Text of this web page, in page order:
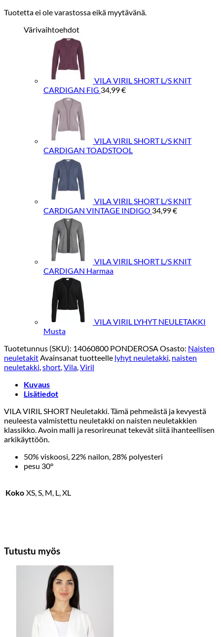
Tuotetta ei ole varastossa eikä myytävänä.
Värivaihtoehdot
VILA VIRIL SHORT L/S KNIT
CARDIGAN FIG 34,99€
VILA VIRIL SHORT L/S KNIT
CARDIGAN TOADSTOOL
VILA VIRIL SHORT L/S KNIT
CARDIGAN VINTAGE INDIGO 34,99€
VILA VIRIL SHORT L/S KNIT
CARDIGAN Harmaa
VILA VIRIL LYHYT NEULETAKKI
Musta
Tuotetunnus (SKU): 14060800 PONDEROSAOsasto: Naisten
neuletakitAvainsanat tuotteelle lyhyt neuletakki, naisten
neuletakki,short,Vila,Viril
Kuvaus
Lisätiedot
VILA VIRIL SHORT Neuletakki. Tämä pehmeästä ja kevyestä
neuleesta valmistettu neuletakki on naisten neuletakkien
klassikko. Avoin malli ja resorireunat tekevät siitä ihanteellisen
arkikäyttöön.
50% viskoosi, 22% nailon, 28% polyesteri
pesu 30°
Koko XS, S, M, L, XL
Tutustu myös